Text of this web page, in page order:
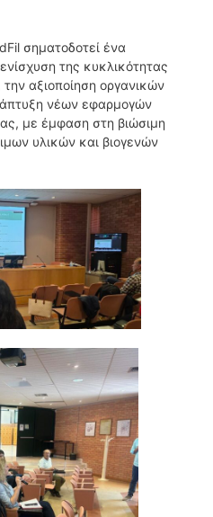
σηματοδοτεί ένα
της κυκλικότητας
αξιοποίηση οργανικών
νέων εφαρμογών
με έμφαση στη βιώσιμη
υλικών και βιογενών